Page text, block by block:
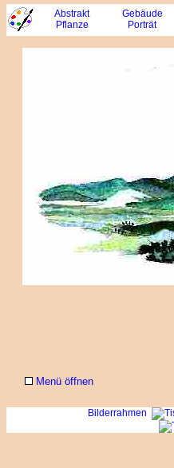
Abstrakt Gebäude
Pflanze
Porträt
Menü öffnen
Bilderrahmen